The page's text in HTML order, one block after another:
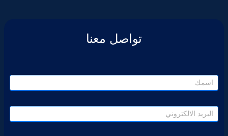
تواصل معنا